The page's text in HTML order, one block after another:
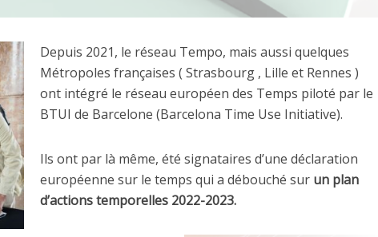
Depuis 2021, le réseau Tempo, mais aussi quelques
Métropoles françaises ( Strasbourg , Lille et Rennes )
ont intégré le réseau européen des Temps piloté par le
BTUI de Barcelone (Barcelona Time Use Initiative).
Ils ont par là même, été signataires d’une déclaration
européenne sur le temps qui a débouché sur un plan
d’actions temporelles 2022-2023.